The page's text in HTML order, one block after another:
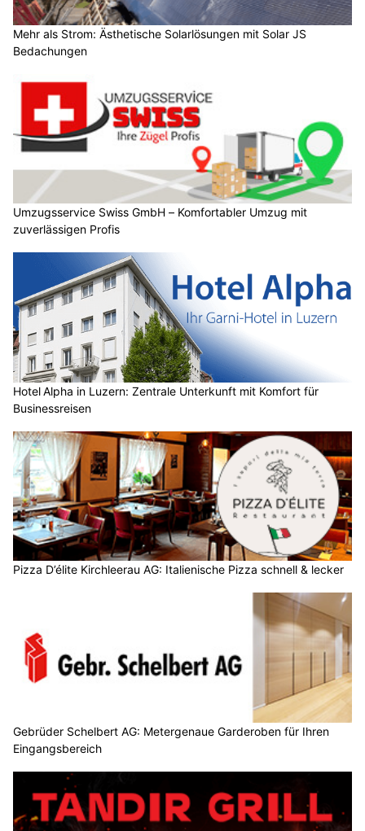
Mehr als Strom: Ästhetische Solarlösungen mit Solar JS
Bedachungen
Umzugsservice Swiss GmbH – Komfortabler Umzug mit
zuverlässigen Profis
Hotel Alpha in Luzern: Zentrale Unterkunft mit Komfort für
Businessreisen
Pizza D’élite Kirchleerau AG: Italienische Pizza schnell & lecker
Gebrüder Schelbert AG: Metergenaue Garderoben für Ihren
Eingangsbereich